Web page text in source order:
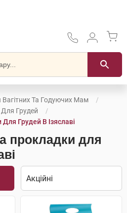
Та Годуючих Мам
Грудей
Грудей В Ізяславі
прокладки для